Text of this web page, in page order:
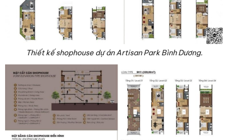
Thiết kế shophouse dự án Artisan Park Bình Dương.